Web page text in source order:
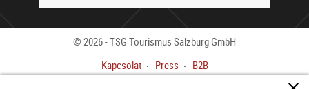
© 2026 - TSG Tourismus Salzburg GmbH
Kapcsolat
Press
B2B